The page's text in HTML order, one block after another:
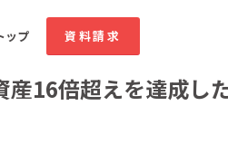
ップ 資料請求
16倍超えを達成し